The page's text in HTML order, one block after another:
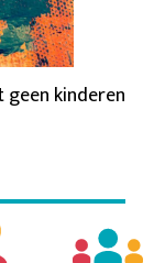
geen kinderen